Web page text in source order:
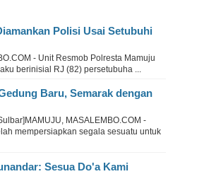
Polisi Usai Setubuhi
- Unit Resmob Polresta Mamuju
berinisial RJ (82) persetubuha ...
Baru, Semarak dengan
MASALEMBO.COM -
mempersiapkan segala sesuatu untuk
Sesua Do'a Kami